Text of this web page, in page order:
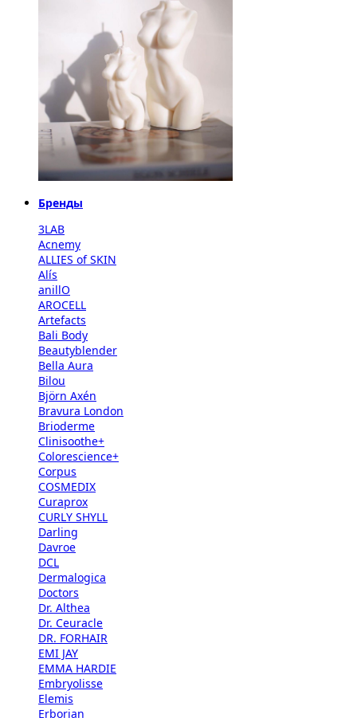
Бренды
3LAB
Acnemy
ALLIES of SKIN
Alís
anillO
AROCELL
Artefacts
Bali Body
Beautyblender
Bella Aura
Bilou
Björn Axén
Bravura London
Brioderme
Clinisoothe+
Colorescience+
Corpus
COSMEDIX
Curaprox
CURLY SHYLL
Darling
Davroe
DCL
Dermalogica
Doctors
Dr. Althea
Dr. Ceuracle
DR. FORHAIR
EMI JAY
EMMA HARDIE
Embryolisse
Elemis
Erborian